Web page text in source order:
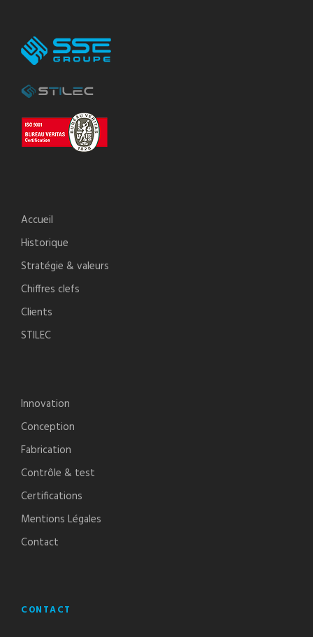
Accueil
Historique
Stratégie & valeurs
Chiffres clefs
Clients
STILEC
Innovation
Conception
Fabrication
Contrôle & test
Certifications
Mentions Légales
Contact
CONTACT